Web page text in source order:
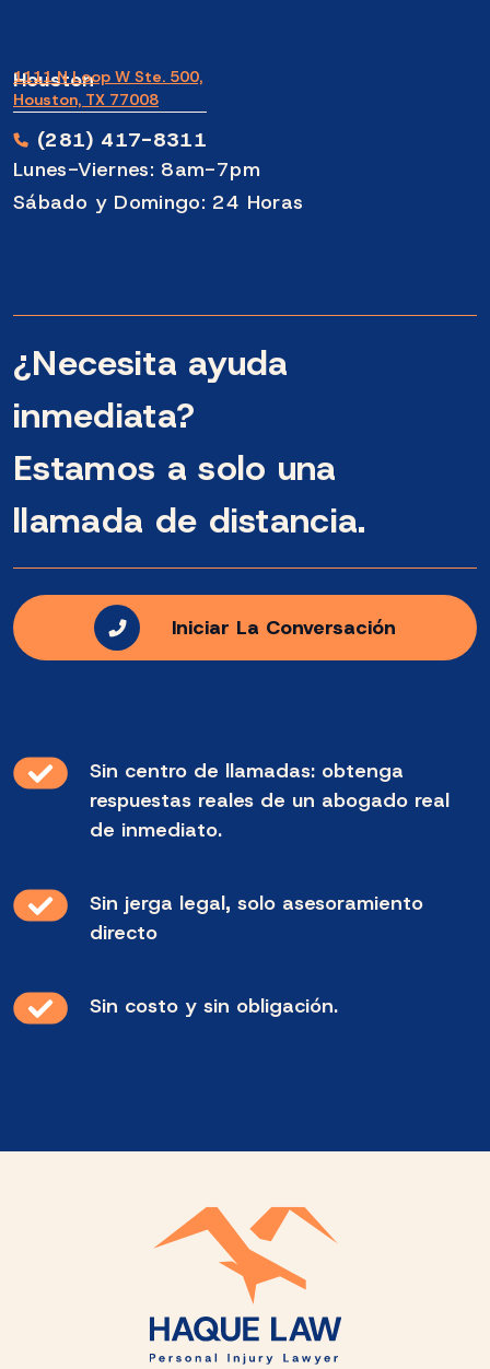
Houston
1111 N Loop W Ste. 500,
Houston, TX 77008
(281) 417-8311
Lunes-Viernes: 8am-7pm
Sábado y Domingo: 24 Horas
¿Necesita ayuda
inmediata?
Estamos a solo una
llamada de distancia.
Iniciar La Conversación
Sin centro de llamadas: obtenga
respuestas reales de un abogado real
de inmediato.
Sin jerga legal, solo asesoramiento
directo
Sin costo y sin obligación.